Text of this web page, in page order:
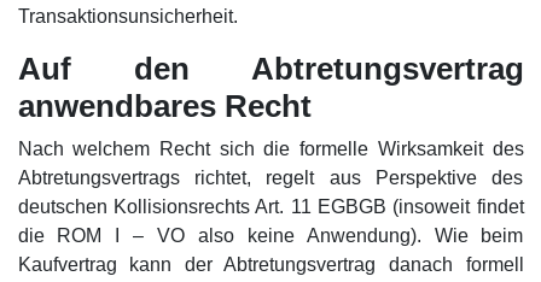
Transaktionsunsicherheit.
Auf den Abtretungsvertrag
anwendbares Recht
Nach welchem Recht sich die formelle Wirksamkeit des
Abtretungsvertrags richtet, regelt aus Perspektive des
deutschen Kollisionsrechts Art. 11 EGBGB (insoweit findet
die ROM I – VO also keine Anwendung). Wie beim
Kaufvertrag kann der Abtretungsvertrag danach formell